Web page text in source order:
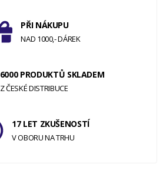
PŘI NÁKUPU
NAD 1000,- DÁREK
6000 PRODUKTŮ SKLADEM
Z ČESKÉ DISTRIBUCE
17 LET ZKUŠENOSTÍ
V OBORU NA TRHU